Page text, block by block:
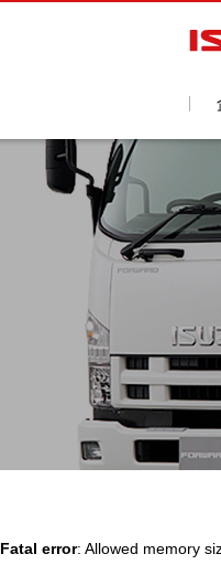
Fatal error: Allowed memory